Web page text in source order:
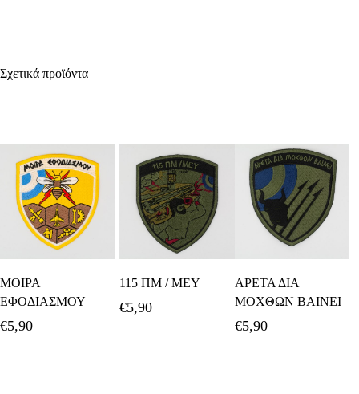
Σχετικά προϊόντα
Καλάθι
ΜΟΙΡΑ
ΕΦΟΔΙΑΣΜΟΥ
€5,90
115 ΠΜ / ΜΕΥ
€5,90
Καλάθι
ΑΡΕΤΑ ΔΙΑ
ΜΟΧΘΩΝ ΒΑΙΝΕΙ
€5,90